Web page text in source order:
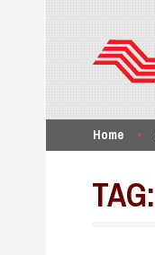
Home
TAG: